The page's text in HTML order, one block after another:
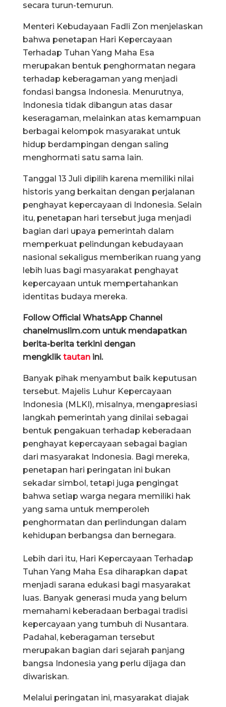
secara turun-temurun.
Menteri Kebudayaan Fadli Zon menjelaskan
bahwa penetapan Hari Kepercayaan
Terhadap Tuhan Yang Maha Esa
merupakan bentuk penghormatan negara
terhadap keberagaman yang menjadi
fondasi bangsa Indonesia. Menurutnya,
Indonesia tidak dibangun atas dasar
keseragaman, melainkan atas kemampuan
berbagai kelompok masyarakat untuk
hidup berdampingan dengan saling
menghormati satu sama lain.
Tanggal 13 Juli dipilih karena memiliki nilai
historis yang berkaitan dengan perjalanan
penghayat kepercayaan di Indonesia. Selain
itu, penetapan hari tersebut juga menjadi
bagian dari upaya pemerintah dalam
memperkuat pelindungan kebudayaan
nasional sekaligus memberikan ruang yang
lebih luas bagi masyarakat penghayat
kepercayaan untuk mempertahankan
identitas budaya mereka.
Follow Official WhatsApp Channel
chanelmuslim.com untuk mendapatkan
berita-berita terkini dengan
mengkliktautan ini.
Banyak pihak menyambut baik keputusan
tersebut. Majelis Luhur Kepercayaan
Indonesia (MLKI), misalnya, mengapresiasi
langkah pemerintah yang dinilai sebagai
bentuk pengakuan terhadap keberadaan
penghayat kepercayaan sebagai bagian
dari masyarakat Indonesia. Bagi mereka,
penetapan hari peringatan ini bukan
sekadar simbol, tetapi juga pengingat
bahwa setiap warga negara memiliki hak
yang sama untuk memperoleh
penghormatan dan perlindungan dalam
kehidupan berbangsa dan bernegara.
Lebih dari itu, Hari Kepercayaan Terhadap
Tuhan Yang Maha Esa diharapkan dapat
menjadi sarana edukasi bagi masyarakat
luas. Banyak generasi muda yang belum
memahami keberadaan berbagai tradisi
kepercayaan yang tumbuh di Nusantara.
Padahal, keberagaman tersebut
merupakan bagian dari sejarah panjang
bangsa Indonesia yang perlu dijaga dan
diwariskan.
Melalui peringatan ini, masyarakat diajak